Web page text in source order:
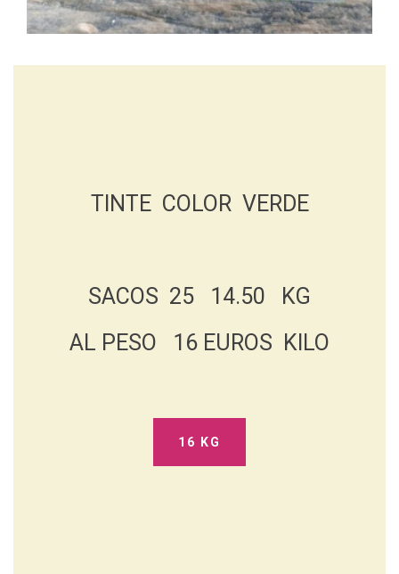
TINTE COLOR VERDE
SACOS 25 14.50 KG
AL PESO 16 EUROS KILO
16 KG